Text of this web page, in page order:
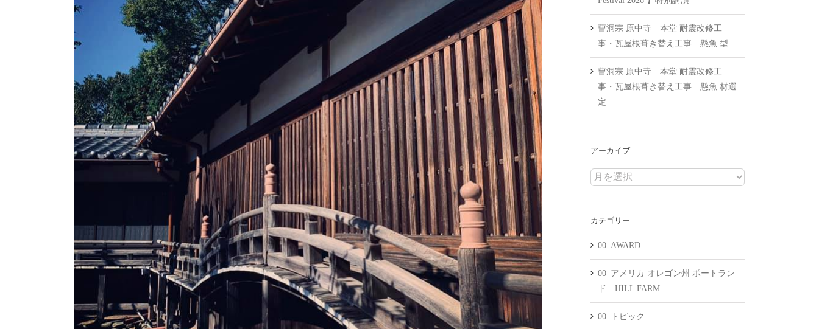
曹洞宗 原中寺 本堂 耐震改修工
事・瓦屋根葺き替え工事 懸魚 型
曹洞宗 原中寺 本堂 耐震改修工
事・瓦屋根葺き替え工事 懸魚 材選
定
アーカイブ
ア
イ
カテゴリー
00_AWARD
00_アメリカ オレゴン州 ポートラン
ド HILL FARM
00_トピック